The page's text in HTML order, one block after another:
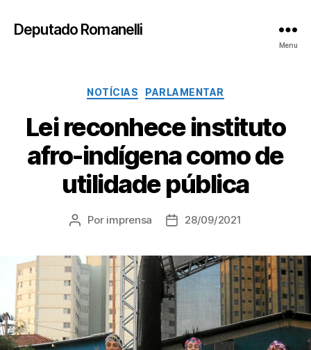
Deputado Romanelli
Menu
Categorias
NOTÍCIAS PARLAMENTAR
Lei reconhece instituto
afro-indígena como de
utilidade pública
Autor
Por imprensa
Data28/09/2021